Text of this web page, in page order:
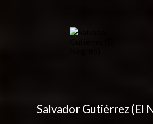
Salvador Gutiérrez (El